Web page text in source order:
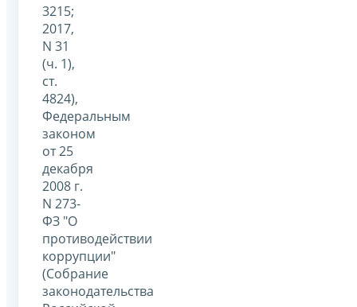
3215;
2017,
N 31
(ч. 1),
ст.
4824),
Федеральным
законом
от 25
декабря
2008 г.
N 273-
ФЗ "О
противодействии
коррупции"
(Собрание
законодательства